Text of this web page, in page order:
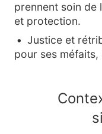
prennent soin de
et protection.
Justice et
pour ses